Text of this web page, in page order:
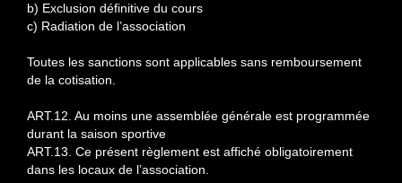
b) Exclusion définitive du cours
c) Radiation de l’association
Toutes les sanctions sont applicables sans remboursement
de la cotisation.
ART.12. Au moins une assemblée générale est programmée
durant la saison sportive
ART.13. Ce présent règlement est affiché obligatoirement
dans les locaux de l’association.